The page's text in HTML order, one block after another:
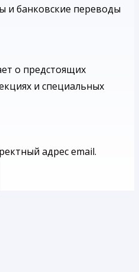
и банковские переводы
о предстоящих
и специальных
адрес email.